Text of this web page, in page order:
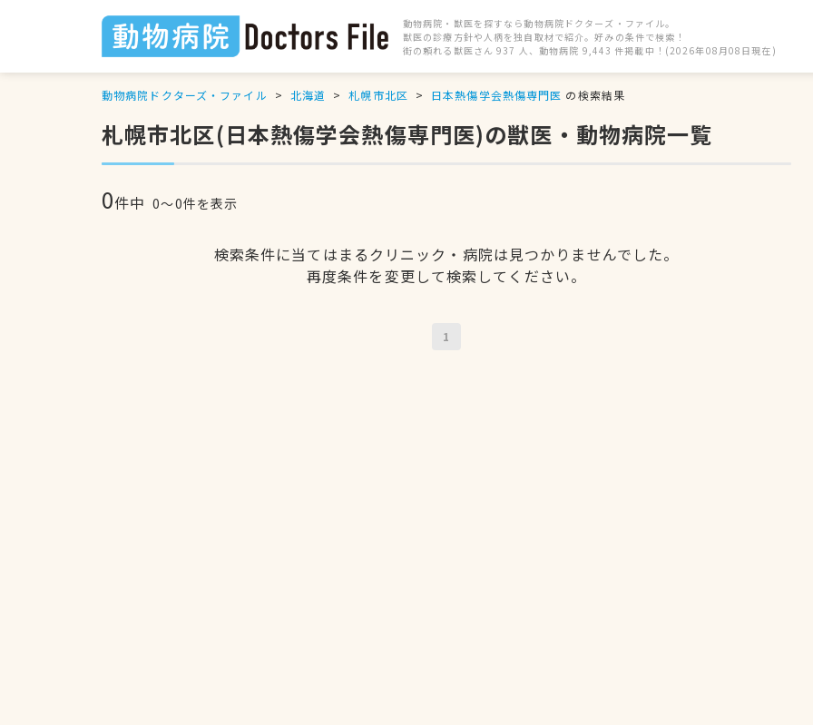
動物病院・獣医を探すなら動物病院ドクターズ・ファイル。
獣医の診療方針や人柄を独自取材で紹介。好みの条件で検索！
街の頼れる獣医さん 937 人、動物病院 9,443 件掲載中！(2026年08月08日現在)
動物病院ドクターズ・ファイル 北海道 札幌市北区 日本熱傷学会熱傷専門医 の検索結果
札幌市北区(日本熱傷学会熱傷専門医)の獣医・動物病院一覧
0件中 0〜0件を表示
検索条件に当てはまるクリニック・病院は見つかりませんでした。
再度条件を変更して検索してください。
1